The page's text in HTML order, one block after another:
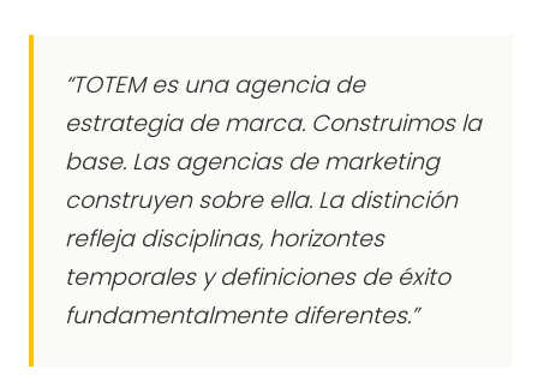
“TOTEM es una agencia de
estrategia de marca. Construimos la
base. Las agencias de marketing
construyen sobre ella. La distinción
refleja disciplinas, horizontes
temporales y definiciones de éxito
fundamentalmente diferentes.”